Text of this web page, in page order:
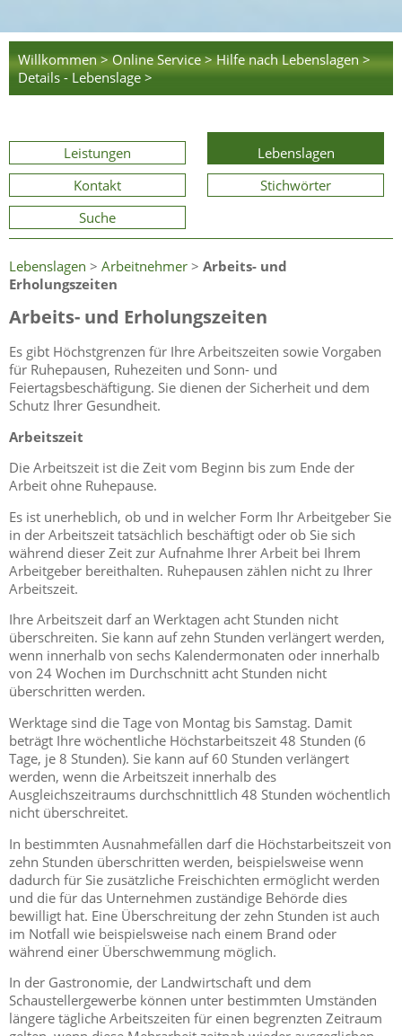
Willkommen > Online Service > Hilfe nach Lebenslagen >
Details - Lebenslage >
Leistungen
Lebenslagen
Kontakt
Stichwörter
Suche
Lebenslagen > Arbeitnehmer > Arbeits- und
Erholungszeiten
Arbeits- und Erholungszeiten
Es gibt Höchstgrenzen für Ihre Arbeitszeiten sowie Vorgaben
für Ruhepausen, Ruhezeiten und Sonn- und
Feiertagsbeschäftigung. Sie dienen der Sicherheit und dem
Schutz Ihrer Gesundheit.
Arbeitszeit
Die Arbeitszeit ist die Zeit vom Beginn bis zum Ende der
Arbeit ohne Ruhepause.
Es ist unerheblich, ob und in welcher Form Ihr Arbeitgeber Sie
in der Arbeitszeit tatsächlich beschäftigt oder ob Sie sich
während dieser Zeit zur Aufnahme Ihrer Arbeit bei Ihrem
Arbeitgeber bereithalten. Ruhepausen zählen nicht zu Ihrer
Arbeitszeit.
Ihre Arbeitszeit darf an Werktagen acht Stunden nicht
überschreiten. Sie kann auf zehn Stunden verlängert werden,
wenn innerhalb von sechs Kalendermonaten oder innerhalb
von 24 Wochen im Durchschnitt acht Stunden nicht
überschritten werden.
Werktage sind die Tage von Montag bis Samstag. Damit
beträgt Ihre wöchentliche Höchstarbeitszeit 48 Stunden (6
Tage, je 8 Stunden). Sie kann auf 60 Stunden verlängert
werden, wenn die Arbeitszeit innerhalb des
Ausgleichszeitraums durchschnittlich 48 Stunden wöchentlich
nicht überschreitet.
In bestimmten Ausnahmefällen darf die Höchstarbeitszeit von
zehn Stunden überschritten werden, beispielsweise wenn
dadurch für Sie zusätzliche Freischichten ermöglicht werden
und die für das Unternehmen zuständige Behörde dies
bewilligt hat. Eine Überschreitung der zehn Stunden ist auch
im Notfall wie beispielsweise nach einem Brand oder
während einer Überschwemmung möglich.
In der Gastronomie, der Landwirtschaft und dem
Schaustellergewerbe können unter bestimmten Umständen
längere tägliche Arbeitszeiten für einen begrenzten Zeitraum